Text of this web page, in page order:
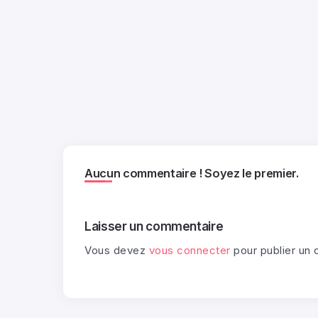
Aucun commentaire ! Soyez le premier.
Laisser un commentaire
Vous devez vous connecter pour publier un